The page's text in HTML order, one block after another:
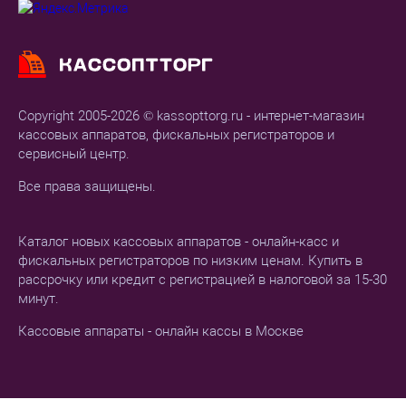
Copyright 2005-2026 © kassopttorg.ru - интернет-магазин
кассовых аппаратов, фискальных регистраторов и
сервисный центр.
Все права защищены.
Каталог новых кассовых аппаратов - онлайн-касс и
фискальных регистраторов по низким ценам. Купить в
рассрочку или кредит с регистрацией в налоговой за 15-30
минут.
Кассовые аппараты - онлайн кассы в Москве